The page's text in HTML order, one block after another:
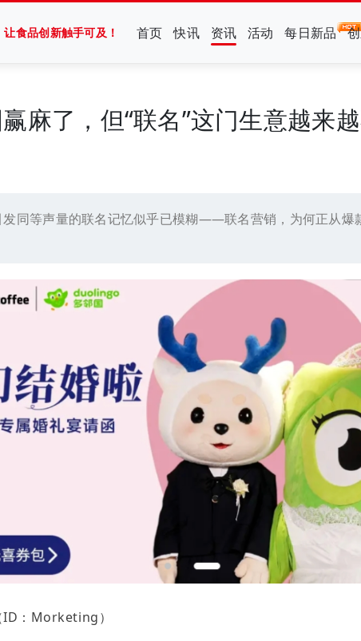
让食品创新触手可及！ 首页 快讯 资讯 活动 每日新品
麻了，但“联名”这门生意越来
同等声量的联名记忆似乎已模糊——联名营销，为何正从爆
：Morketing）